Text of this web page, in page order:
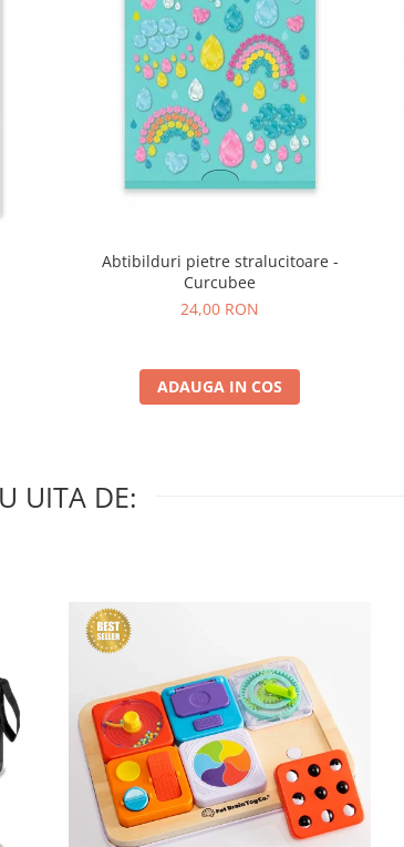
Abtibilduri pietre stralucitoare -
Curcubee
24,00 RON
ADAUGA IN COS
UITA DE: